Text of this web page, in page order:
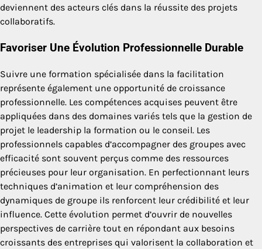
deviennent des acteurs clés dans la réussite des projets
collaboratifs.
Favoriser Une Évolution Professionnelle Durable
Suivre une formation spécialisée dans la facilitation
représente également une opportunité de croissance
professionnelle. Les compétences acquises peuvent être
appliquées dans des domaines variés tels que la gestion de
projet le leadership la formation ou le conseil. Les
professionnels capables d’accompagner des groupes avec
efficacité sont souvent perçus comme des ressources
précieuses pour leur organisation. En perfectionnant leurs
techniques d’animation et leur compréhension des
dynamiques de groupe ils renforcent leur crédibilité et leur
influence. Cette évolution permet d’ouvrir de nouvelles
perspectives de carrière tout en répondant aux besoins
croissants des entreprises qui valorisent la collaboration et